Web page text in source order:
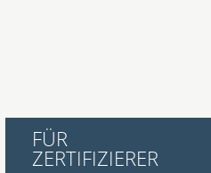
FÜR
ZERTIFIZIERER